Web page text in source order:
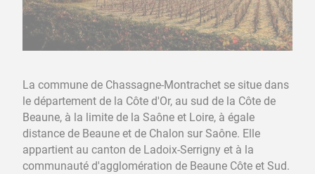
La commune de Chassagne-Montrachet se situe dans
le département de la Côte d'Or, au sud de la Côte de
Beaune, à la limite de la Saône et Loire, à égale
distance de Beaune et de Chalon sur Saône. Elle
appartient au canton de Ladoix-Serrigny et à la
communauté d'agglomération de Beaune Côte et Sud.